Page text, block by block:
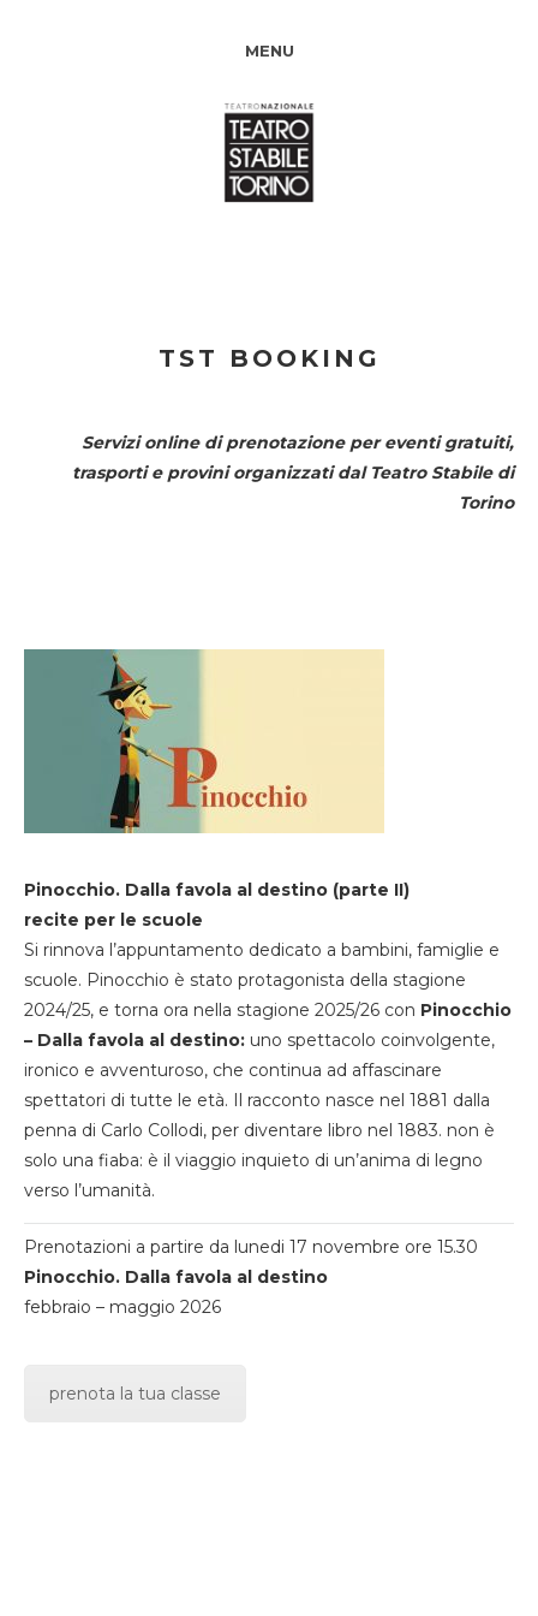
MENU
TST BOOKING
Servizi online di prenotazione per eventi gratuiti,
trasporti e provini organizzati dal Teatro Stabile di
Torino
Pinocchio. Dalla favola al destino (parte II)
recite per le scuole
Si rinnova l’appuntamento dedicato a bambini, famiglie e
scuole. Pinocchio è stato protagonista della stagione
2024/25, e torna ora nella stagione 2025/26 con Pinocchio
– Dalla favola al destino: uno spettacolo coinvolgente,
ironico e avventuroso, che continua ad affascinare
spettatori di tutte le età. Il racconto nasce nel 1881 dalla
penna di Carlo Collodi, per diventare libro nel 1883. non è
solo una fiaba: è il viaggio inquieto di un’anima di legno
verso l’umanità.
Prenotazioni a partire da lunedi 17 novembre ore 15.30
Pinocchio. Dalla favola al destino
febbraio – maggio 2026
prenota la tua classe